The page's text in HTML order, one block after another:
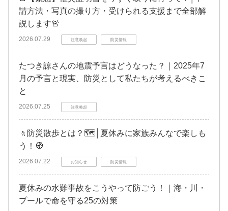
請方法・写真の撮り方・受けられる支援まで全部解
説します🚨
2026.07.29 注意喚起 防災情報
たつき諒さんの地震予言はどうなった？｜2025年7
月の予言と現実、防災として私たちが考えるべきこ
と
2026.07.25 注意喚起
🚶防災散歩とは？🗺️│夏休みに家族みんなで楽しも
う！🧭
2026.07.22 お知らせ 防災情報
夏休みの水難事故をこうやって防ごう！｜海・川・
プールで命を守る25の対策